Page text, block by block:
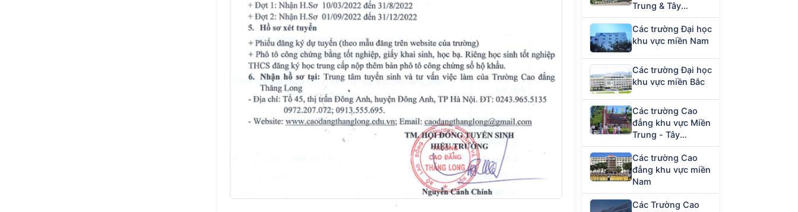
Trung & Tây
Nguyên
Các trường Đại học
khu vực miền Nam
Các trường Đại học
khu vực miền Bắc
Các trường Cao
đẳng khu vực Miền
Trung - Tây
Nguyên
Các trường Cao
đẳng khu vực miền
Nam
Các Trường Cao